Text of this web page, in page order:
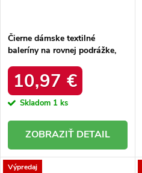
Čierne dámske textilné
baleríny na rovnej podrážke,
10,97 €
Skladom 1 ks
DETAIL
Výpredaj